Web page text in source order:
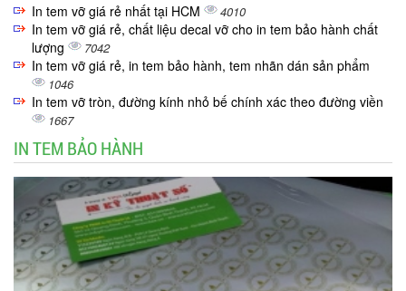
In tem vỡ giá rẻ nhất tại HCM 4010
In tem vỡ giá rẻ, chất liệu decal vỡ cho in tem bảo hành chất
lượng
7042
In tem vỡ giá rẻ, in tem bảo hành, tem nhãn dán sản phẩm
1046
In tem vỡ tròn, đường kính nhỏ bế chính xác theo đường viền
1667
IN TEM BẢO HÀNH